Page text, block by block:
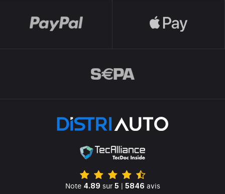
Note 4.89 sur 5 | 5846 avis